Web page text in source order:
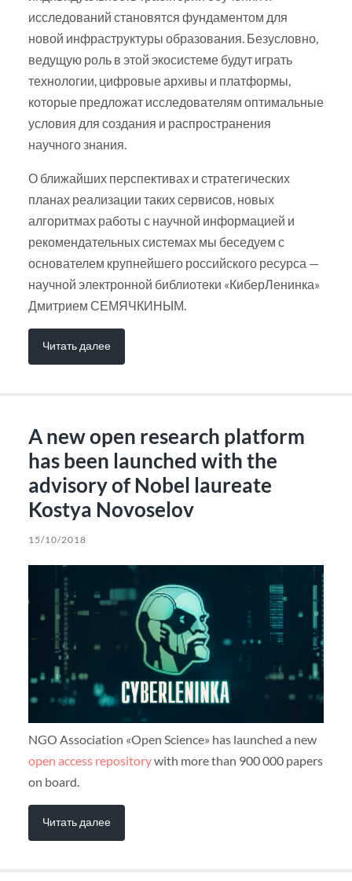
исследований становятся фундаментом для
новой инфраструктуры образования. Безусловно,
ведущую роль в этой экосистеме будут играть
технологии, цифровые архивы и платформы,
которые предложат исследователям оптимальные
условия для создания и распространения
научного знания.
О ближайших перспективах и стратегических
планах реализации таких сервисов, новых
алгоритмах работы с научной информацией и
рекомендательных системах мы беседуем с
основателем крупнейшего российского ресурса —
научной электронной библиотеки «КиберЛенинка»
Дмитрием СЕМЯЧКИНЫМ.
Читать далее
A new open research platform
has been launched with the
advisory of Nobel laureate
Kostya Novoselov
15/10/2018
NGO Association «Open Science» has launched a new
open access repositorywith more than 900 000 papers
on board.
Читать далее